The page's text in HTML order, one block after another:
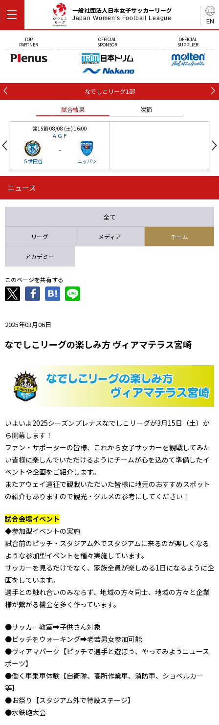
EN
一般社団法人日本女子サッカーリーグ
Japan Women's Football League
TOP
PARTNER
OFFICIAL
SPONSOR
OFFICIAL
SUPPLIER
なでしこリーグ1部
試合結果 次節
第15節 08/08 (土) 16:00
ＡＧＦ
Ｓ世田谷
-
ニッパツ
第16節 09/05 (土) 15:00
ニッパツ 石人の星
ニュース
全て
リーグ メディア チーム
アカデミー
このページを共有する
2025年03月06日
なでしこリーグの楽しみ方 ヴィアマテラス宮崎
いよいよ2025シーズンプレナスなでしこリーグが3月15日（土）か
ら開幕します！
ファン・サポーターの皆様、これから女子サッカーを観戦してみた
い皆様に楽しんでいただけるようにチームが心を込めて準備したイ
ベントや企画をご紹介します。
またアウェイ遠征で観戦いただいた皆様に地元のおすすめスポット
の紹介もありますので観光・グルメの参考にしてください！
試合会場イベント
◆参加型イベントの実施
試合前のピッチ・スタジアム外でスタジアムに来るのが楽しくなる
ような参加型イベントを種々実施しています。
サッカーを見るだけでなく、家族全員が楽しめる1日になるように企
画をしています。
選手との触れ合いのみならず、地域の方々同士、地域の方々と企業
様が繋がる機会を多く作っています。
●サッカー教室➡子供さん対象
●ピッチをウォーキング➡老若男女参加可能
●ヴィアマパーク【ピッチで選手と遊ぼう、やってみようニュース
ポーツ】
●働く車乗車体験【自衛隊、高所作業車、消防車、ショベルカー
等】
●お祭り【スタジアム外で特設ステージ】
●水鉄砲大会